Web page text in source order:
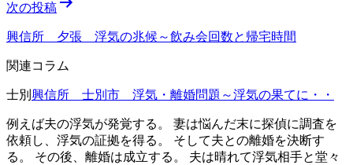
ビ
ゲ
ー
シ
ョ
ン
次の投稿
興信所 夕張 浮気の兆候～飲み会回数と帰宅時間
関連コラム
士別 興信所 士別市 浮気・離婚問題～浮気の果てに・・
例えば夫の浮気が発覚する。 妻は悩んだ末に探偵に調査を
依頼し、浮気の証拠を得る。 そして夫との離婚を決断す
る。 その後、離婚は成立する。 夫は晴れて浮気相手と堂々